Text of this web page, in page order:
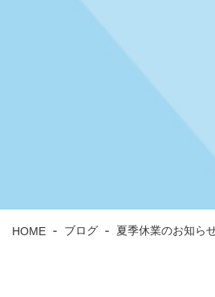
HOME ブログ 夏季休業のお知ら